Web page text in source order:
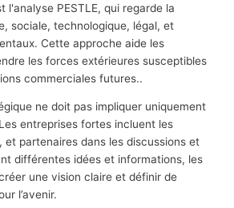
l'analyse PESTLE, qui regarde la
sociale, technologique, légal, et
Cette approche aide les
les forces extérieures susceptibles
commerciales futures..
ne doit pas impliquer uniquement
entreprises fortes incluent les
et partenaires dans les discussions et
différentes idées et informations, les
une vision claire et définir de
l’avenir.